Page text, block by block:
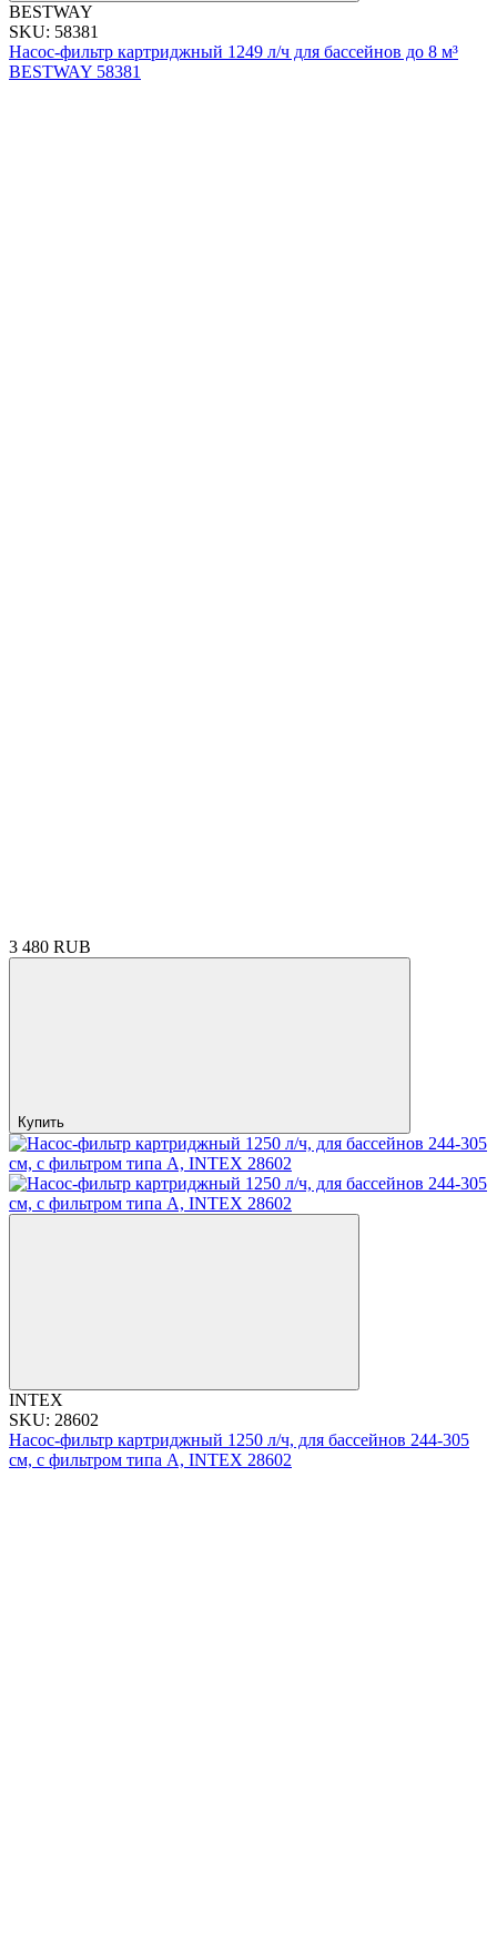
BESTWAY
SKU: 58381
Насос-фильтр картриджный 1249 л/ч для бассейнов до 8 м³
BESTWAY 58381
3 480 RUB
Купить
INTEX
SKU: 28602
Насос-фильтр картриджный 1250 л/ч, для бассейнов 244-305
см, с фильтром типа А, INTEX 28602